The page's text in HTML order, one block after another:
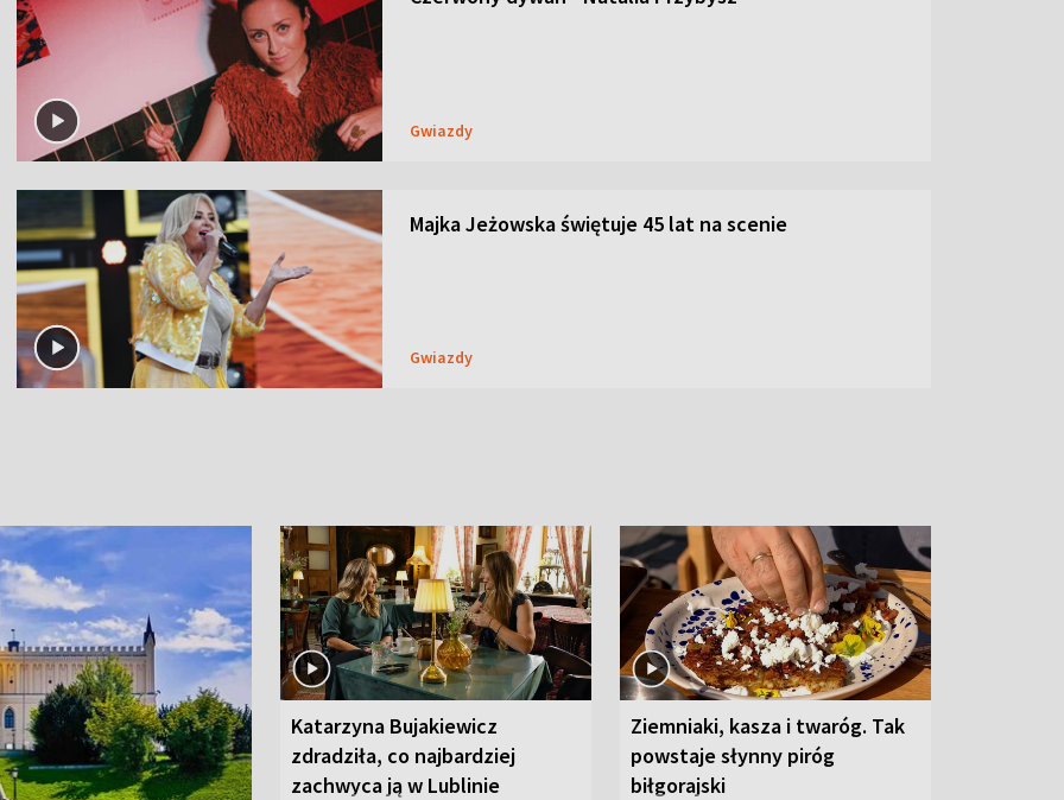
Gwiazdy
Majka Jeżowska świętuje 45 lat na scenie
Gwiazdy
Katarzyna Bujakiewicz
zdradziła, co najbardziej
zachwyca ją w Lublinie
Ziemniaki, kasza i twaróg. Tak
powstaje słynny piróg
biłgorajski